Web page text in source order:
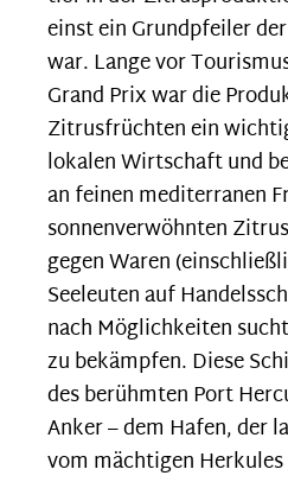
einst ein Grundpfeiler
war. Lange vor
Grand Prix war die
Zitrusfrüchten ein
lokalen Wirtschaft und
an feinen mediterranen
sonnenverwöhnten
gegen Waren
Seeleuten auf
nach Möglichkeiten
zu bekämpfen. Diese
des berühmten Port
Anker – dem Hafen, der
vom mächtigen